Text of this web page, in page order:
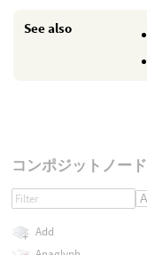
See also
コンポジットノード
Add